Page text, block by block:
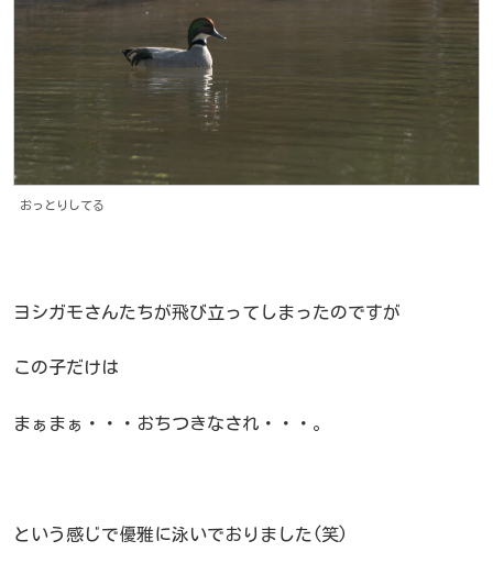
おっとりしてる
ヨシガモさんたちが飛び立ってしまったのですが
この子だけは
まぁまぁ・・・おちつきなされ・・・。
という感じで優雅に泳いでおりました(笑)